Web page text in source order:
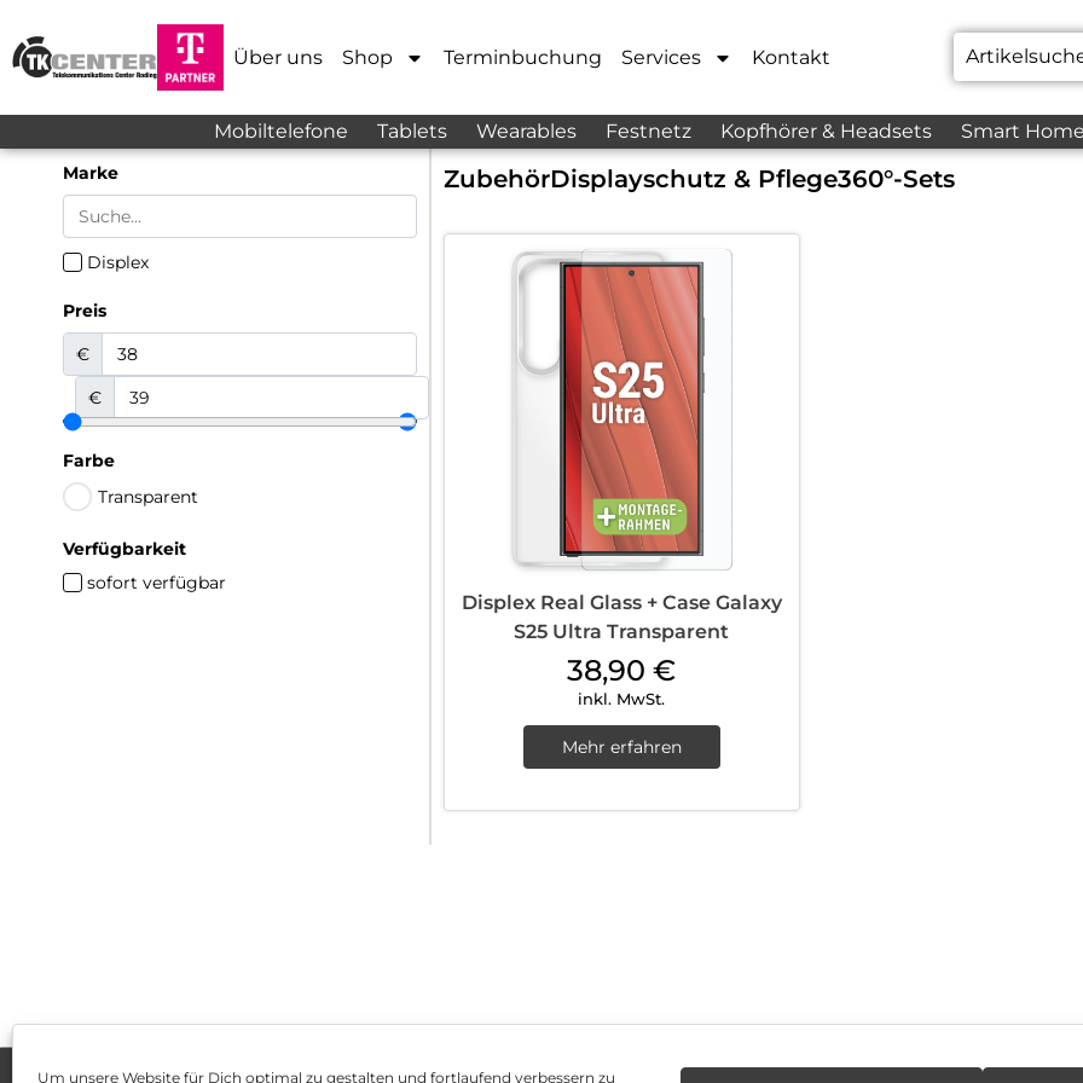
Um unsere Website für Dich optimal zu gestalten und fortlaufend verbessern zu
Über uns Shop Terminbuchung Services Kontakt
Mobiltelefone Tablets Wearables Festnetz Kopfhörer & Headsets Smart Home
Marke
Displex
Preis
€
€
Farbe
Transparent
Verfügbarkeit
sofort verfügbar
ZubehörDisplayschutz & Pflege360°-Sets
Displex Real Glass + Case Galaxy
S25 Ultra Transparent
38,90€
inkl. MwSt.
Mehr erfahren